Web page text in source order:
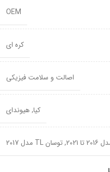
OEM
کره ای
اصالت و سلامت فیزیکی
کیا, هیوندای